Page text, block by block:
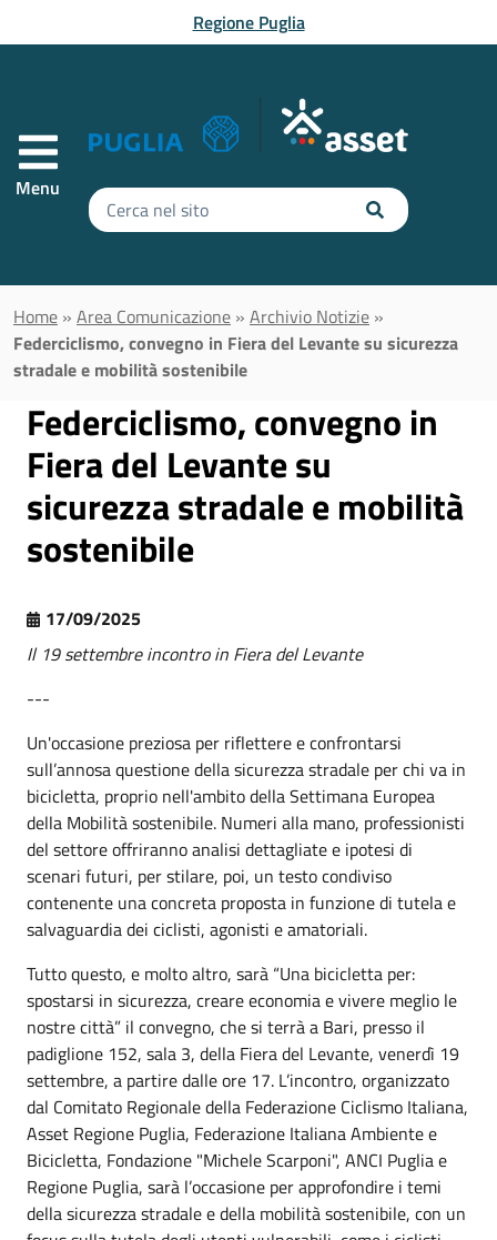
al contenuto principaleRegione Puglia
Menu
Inserisci
il
da
cercare
Home » Area Comunicazione » Archivio Notizie »
Federciclismo, convegno in Fiera del Levante su sicurezza
stradale e mobilità sostenibile
Federciclismo, convegno in
Fiera del Levante su
sicurezza stradale e mobilità
sostenibile
17/09/2025
Il 19 settembre incontro in Fiera del Levante
---
Un'occasione preziosa per riflettere e confrontarsi
sull’annosa questione della sicurezza stradale per chi va in
bicicletta, proprio nell'ambito della Settimana Europea
della Mobilità sostenibile. Numeri alla mano, professionisti
del settore offriranno analisi dettagliate e ipotesi di
scenari futuri, per stilare, poi, un testo condiviso
contenente una concreta proposta in funzione di tutela e
salvaguardia dei ciclisti, agonisti e amatoriali.
Tutto questo, e molto altro, sarà “Una bicicletta per:
spostarsi in sicurezza, creare economia e vivere meglio le
nostre città” il convegno, che si terrà a Bari, presso il
padiglione 152, sala 3, della Fiera del Levante, venerdì 19
settembre, a partire dalle ore 17. L’incontro, organizzato
dal Comitato Regionale della Federazione Ciclismo Italiana,
Asset Regione Puglia, Federazione Italiana Ambiente e
Bicicletta, Fondazione "Michele Scarponi", ANCI Puglia e
Regione Puglia, sarà l’occasione per approfondire i temi
della sicurezza stradale e della mobilità sostenibile, con un